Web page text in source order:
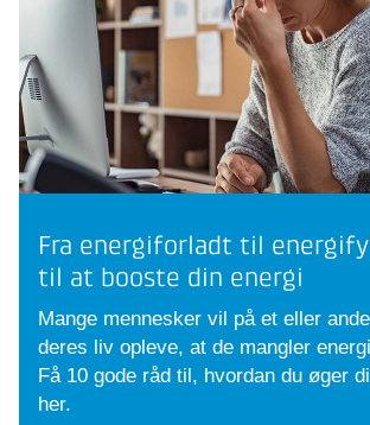
Fra energiforladt til
til at booste din energi
Mange mennesker vil på et eller
deres liv opleve, at de mangler
Få 10 gode råd til, hvordan du øger
her.